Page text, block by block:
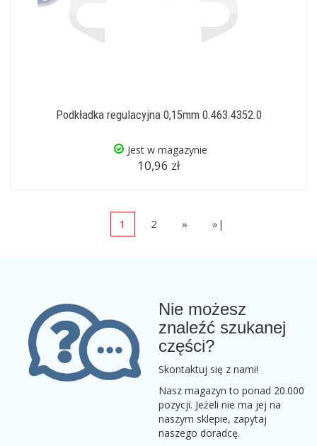
Podkładka regulacyjna 0,15mm 0.463.4352.0
Jest w magazynie
10,96 zł
1 2 » »|
Nie możesz
znaleźć szukanej
części?
Skontaktuj się z nami!
Nasz magazyn to ponad 20.000
pozycji. Jeżeli nie ma jej na
naszym sklepie, zapytaj
naszego doradcę.